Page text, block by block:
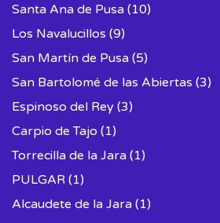
Santa Ana de Pusa (10)
Los Navalucillos (9)
San Martín de Pusa (5)
San Bartolomé de las Abiertas (3)
Espinoso del Rey (3)
Carpio de Tajo (1)
Torrecilla de la Jara (1)
PULGAR (1)
Alcaudete de la Jara (1)